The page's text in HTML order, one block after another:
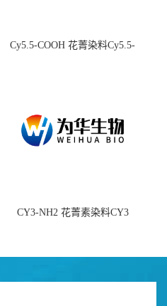
Cy5.5-COOH 花菁染料Cy5.5-
CY3-NH2 花菁素染料CY3